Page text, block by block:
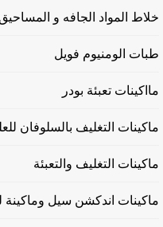
خلاط المواد الجافه و المساحيق
طبات الومنيوم فويل
مااكينات تعبئة بودر
ماكينات التغليف بالسلوفان للعلب
ماكينات التغليف والتعبئة
ماكينات اندكشن سيل وماكينة